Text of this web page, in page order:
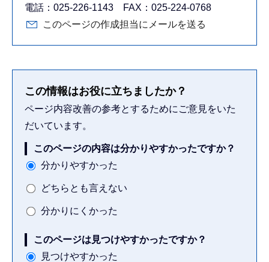
電話：025-226-1143 FAX：025-224-0768
このページの作成担当にメールを送る
この情報はお役に立ちましたか？
ページ内容改善の参考とするためにご意見をいた
だいています。
このページの内容は分かりやすかったですか？
分かりやすかった
どちらとも言えない
分かりにくかった
このページは見つけやすかったですか？
見つけやすかった